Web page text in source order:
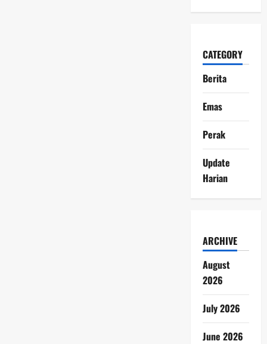
CATEGORY
Berita
Emas
Perak
Update
Harian
ARCHIVE
August
2026
July 2026
June 2026